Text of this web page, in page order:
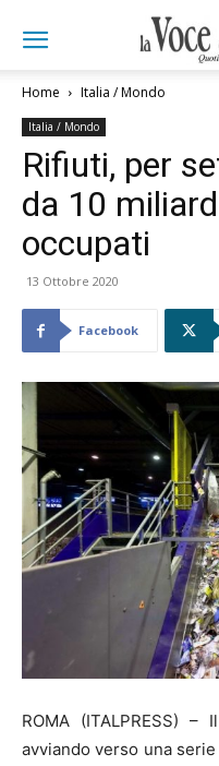
Home Italia / Mondo
Italia / Mondo
Rifiuti, per
da 10
occupati
13 Ottobre 2020
Facebook
ROMA (ITALPRESS)
avviando verso una